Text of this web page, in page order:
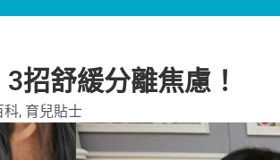
招舒緩分離焦慮！
科, 育兒貼士